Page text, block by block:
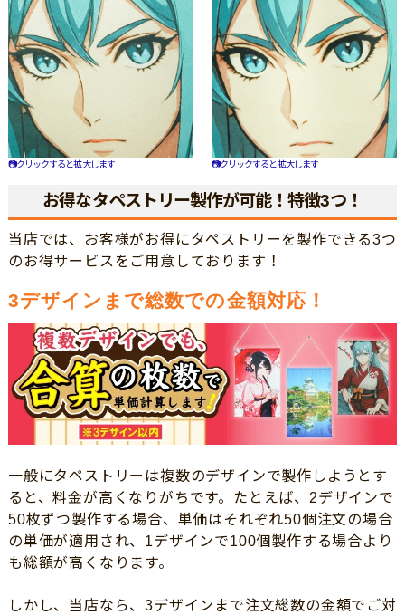
📷クリックすると拡大します 📷クリックすると拡大します
お得なタペストリー製作が可能！特徴3つ！
当店では、お客様がお得にタペストリーを製作できる3つ
のお得サービスをご用意しております！
3デザインまで総数での金額対応！
一般にタペストリーは複数のデザインで製作しようとす
ると、料金が高くなりがちです。たとえば、2デザインで
50枚ずつ製作する場合、単価はそれぞれ50個注文の場合
の単価が適用され、1デザインで100個製作する場合より
も総額が高くなります。
しかし、当店なら、3デザインまで注文総数の金額でご対